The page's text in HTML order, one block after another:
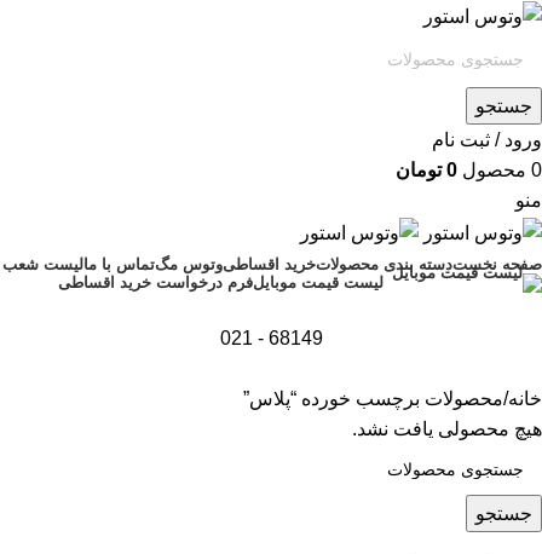
جستجو
ورود / ثبت نام
0 محصول 0 تومان
منو
صفحه نخستدسته بندی محصولاتخرید اقساطیوتوس مگتماس با مالیست شعب
لیست قیمت موبایلفرم درخواست خرید اقساطی
68149 - 021
خانه محصولات برچسب خورده “پلاس”
هیچ محصولی یافت نشد.
جستجو